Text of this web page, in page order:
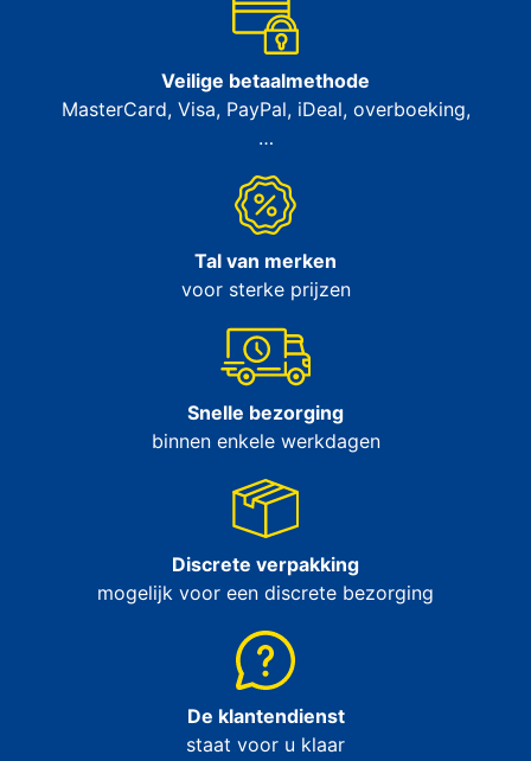
Veilige betaalmethode
MasterCard, Visa, PayPal, iDeal, overboeking,
…
Tal van merken
voor sterke prijzen
Snelle bezorging
binnen enkele werkdagen
Discrete verpakking
mogelijk voor een discrete bezorging
De klantendienst
staat voor u klaar